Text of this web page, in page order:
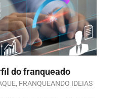
do franqueado
, FRANQUEANDO IDEIAS